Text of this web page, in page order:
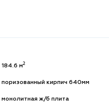
184.6 м2
поризованный кирпич 640мм
монолитная ж/б плита